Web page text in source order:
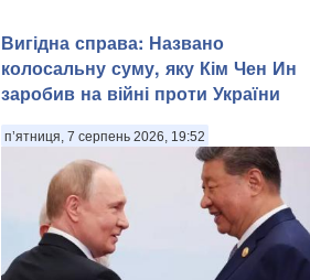
Вигідна справа: Названо
колосальну суму, яку Кім Чен Ин
заробив на війні проти України
п’ятниця, 7 серпень 2026, 19:52